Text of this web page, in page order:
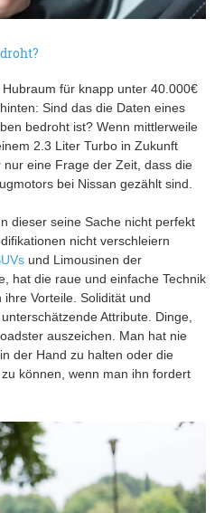
für knapp unter 40.000€
Sind das die Daten eines
bedroht ist? Wenn mittlerweile
2.3 Liter Turbo in Zukunft
eine Frage der Zeit, dass die
bei Nissan gezählt sind.
dieser seine Sache nicht perfekt
nicht verschleiern
und Limousinen der
hat die raue und einfache Technik
Vorteile. Solidität und
Attribute. Dinge,
auszeichen. Man hat nie
der Hand zu halten oder die
können, wenn man ihn fordert